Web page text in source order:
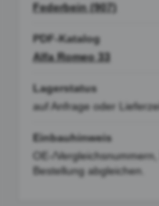
Federbein (907)
PDF-Katalog
Alfa Romeo 33
Lagerstatus
auf Anfrage oder
Einbauhinweis
OE-/
Bestellung abgleichen.